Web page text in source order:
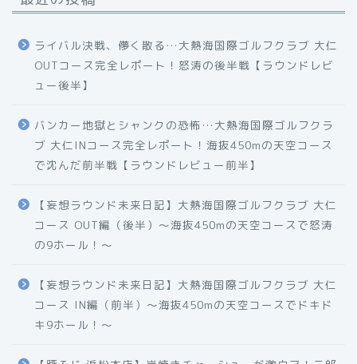
ライバル決戦、儚く散る…大熱海国際ゴルフクラブ 大仁
OUTコース完全レポート！怒涛の後半戦【ラウンドレビ
ュー後半】
バンカー地獄とシャンクの恐怖…大熱海国際ゴルフクラ
ブ 大仁INコース完全レポート！海抜450mの天空コース
で沈んだ前半戦【ラウンドレビュー前半】
【妄想ラウンド未来日記】大熱海国際ゴルフクラブ 大仁
コース OUT編（後半）〜海抜450mの天空コースで怒涛
の9ホール！〜
【妄想ラウンド未来日記】大熱海国際ゴルフクラブ 大仁
コース IN編（前半）〜海抜450mの天空コースでドキド
キ9ホール！〜